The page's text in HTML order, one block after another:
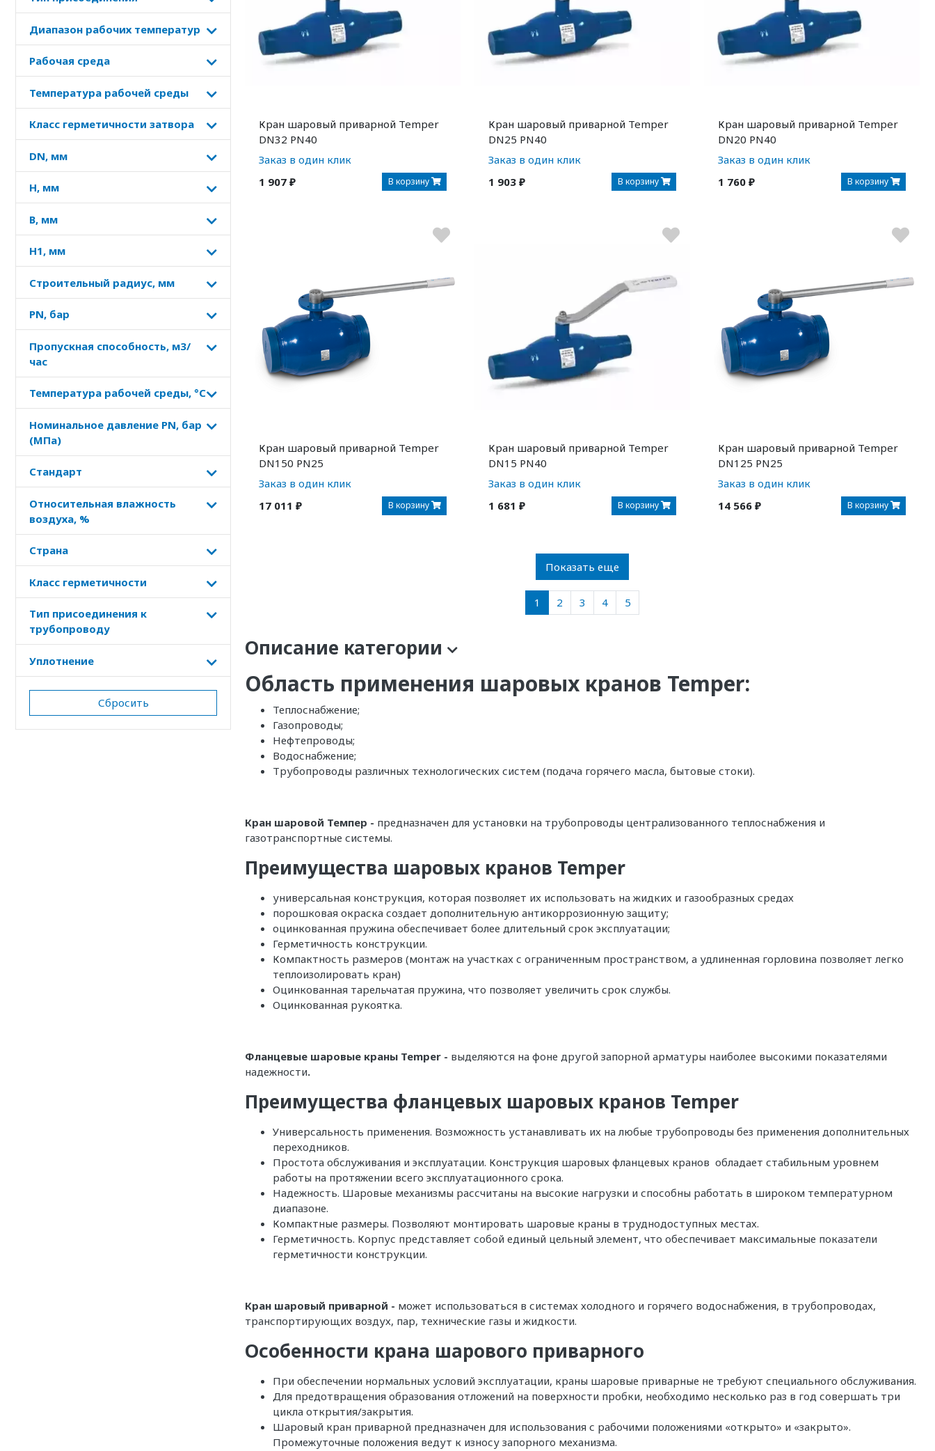
Диапазон рабочих температур
Рабочая среда
Температура рабочей среды
Класс герметичности затвора
DN, мм
H, мм
B, мм
H1, мм
Строительный радиус, мм
PN, бар
Пропускная способность, м3/
час
Температура рабочей среды, °C
Номинальное давление PN, бар
(МПа)
Стандарт
Относительная влажность
воздуха, %
Страна
Класс герметичности
Тип присоединения к
трубопроводу
Уплотнение
Сбросить
Кран шаровый приварной Temper
DN32 PN40
Заказ в один клик
1 907 ₽
В корзину
Кран шаровый приварной Temper
DN25 PN40
Заказ в один клик
1 903 ₽
В корзину
Кран шаровый приварной Temper
DN20 PN40
Заказ в один клик
1 760 ₽
В корзину
Кран шаровый приварной Temper
DN150 PN25
Заказ в один клик
17 011 ₽
В корзину
Кран шаровый приварной Temper
DN15 PN40
Заказ в один клик
1 681 ₽
В корзину
Кран шаровый приварной Temper
DN125 PN25
Заказ в один клик
14 566 ₽
В корзину
Показать еще
1 2 3 4 5
Описание категории
Область применения шаровых кранов Temper:
Теплоснабжение;
Газопроводы;
Нефтепроводы;
Водоснабжение;
Трубопроводы различных технологических систем (подача горячего масла, бытовые стоки).
Кран шаровой Темпер - предназначен для установки на трубопроводы централизованного теплоснабжения и
газотранспортные системы.
Преимущества шаровых кранов Temper
универсальная конструкция, которая позволяет их использовать на жидких и газообразных средах
порошковая окраска создает дополнительную антикоррозионную защиту;
оцинкованная пружина обеспечивает более длительный срок эксплуатации;
Герметичность конструкции.
Компактность размеров (монтаж на участках с ограниченным пространством, а удлиненная горловина позволяет легко
теплоизолировать кран)
Оцинкованная тарельчатая пружина, что позволяет увеличить срок службы.
Оцинкованная рукоятка.
Фланцевые шаровые краны Temper - выделяются на фоне другой запорной арматуры наиболее высокими показателями
надежности.
Преимущества фланцевых шаровых кранов Temper
Универсальность применения. Возможность устанавливать их на любые трубопроводы без применения дополнительных
переходников.
Простота обслуживания и эксплуатации. Конструкция шаровых фланцевых кранов обладает стабильным уровнем
работы на протяжении всего эксплуатационного срока.
Надежность. Шаровые механизмы рассчитаны на высокие нагрузки и способны работать в широком температурном
диапазоне.
Компактные размеры. Позволяют монтировать шаровые краны в труднодоступных местах.
Герметичность. Корпус представляет собой единый цельный элемент, что обеспечивает максимальные показатели
герметичности конструкции.
Кран шаровый приварной - может использоваться в системах холодного и горячего водоснабжения, в трубопроводах,
транспортирующих воздух, пар, технические газы и жидкости.
Особенности крана шарового приварного
При обеспечении нормальных условий эксплуатации, краны шаровые приварные не требуют специального обслуживания.
Для предотвращения образования отложений на поверхности пробки, необходимо несколько раз в год совершать три
цикла открытия/закрытия.
Шаровый кран приварной предназначен для использования с рабочими положениями «открыто» и «закрыто».
Промежуточные положения ведут к износу запорного механизма.